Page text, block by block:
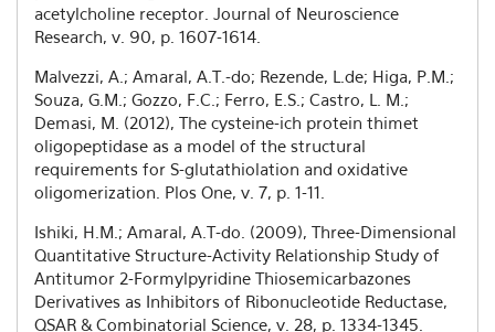
acetylcholine receptor. Journal of Neuroscience
Research, v. 90, p. 1607-1614.
Malvezzi, A.; Amaral, A.T.-do; Rezende, L.de; Higa, P.M.;
Souza, G.M.; Gozzo, F.C.; Ferro, E.S.; Castro, L. M.;
Demasi, M. (2012), The cysteine-ich protein thimet
oligopeptidase as a model of the structural
requirements for S-glutathiolation and oxidative
oligomerization. Plos One, v. 7, p. 1-11.
Ishiki, H.M.; Amaral, A.T-do. (2009), Three-Dimensional
Quantitative Structure-Activity Relationship Study of
Antitumor 2-Formylpyridine Thiosemicarbazones
Derivatives as Inhibitors of Ribonucleotide Reductase,
QSAR & Combinatorial Science, v. 28, p. 1334-1345.